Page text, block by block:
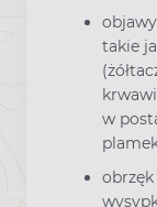
takie
w